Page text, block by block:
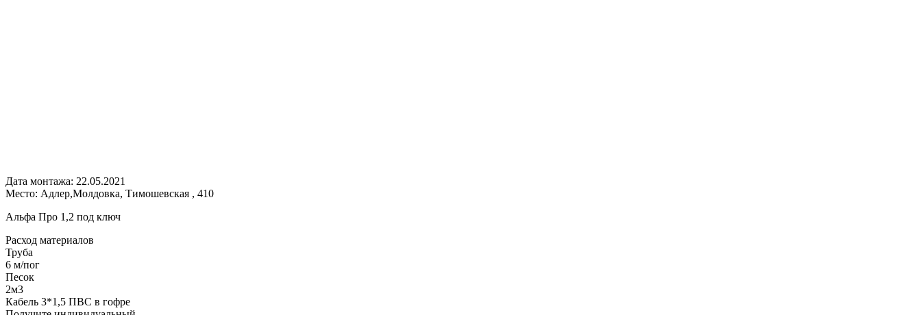
Дата монтажа: 22.05.2021
Место: Адлер,Молдовка, Тимошевская , 410
Альфа Про 1,2 под ключ
Расход материалов
Труба
6 м/пог
Песок
2м3
Кабель 3*1,5 ПВС в гофре